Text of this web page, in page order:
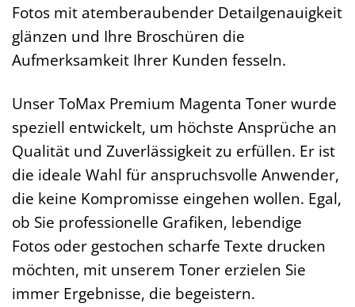
Fotos mit atemberaubender Detailgenauigkeit
glänzen und Ihre Broschüren die
Aufmerksamkeit Ihrer Kunden fesseln.
Unser ToMax Premium Magenta Toner wurde
speziell entwickelt, um höchste Ansprüche an
Qualität und Zuverlässigkeit zu erfüllen. Er ist
die ideale Wahl für anspruchsvolle Anwender,
die keine Kompromisse eingehen wollen. Egal,
ob Sie professionelle Grafiken, lebendige
Fotos oder gestochen scharfe Texte drucken
möchten, mit unserem Toner erzielen Sie
immer Ergebnisse, die begeistern.